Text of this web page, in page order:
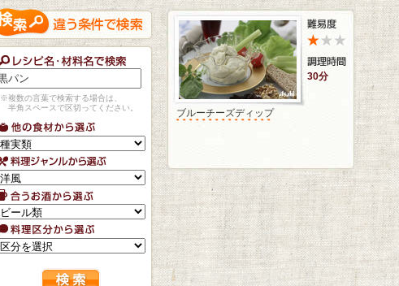
※複数の言葉で検索する場合は、
半角スペースで区切ってください。
30分
ブルーチーズディップ